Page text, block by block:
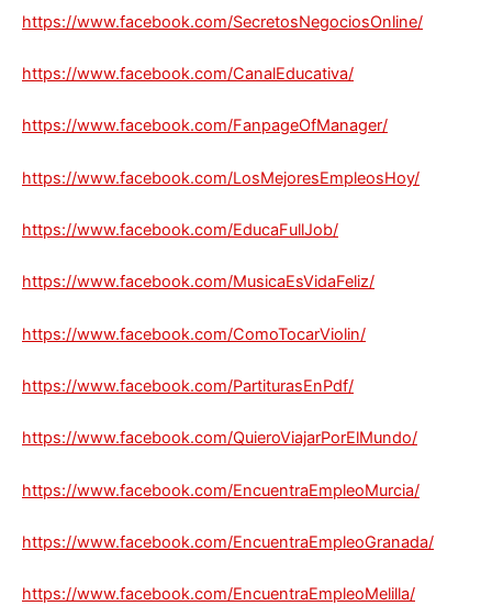
https://www.facebook.com/SecretosNegociosOnline/
https://www.facebook.com/CanalEducativa/
https://www.facebook.com/FanpageOfManager/
https://www.facebook.com/LosMejoresEmpleosHoy/
https://www.facebook.com/EducaFullJob/
https://www.facebook.com/MusicaEsVidaFeliz/
https://www.facebook.com/ComoTocarViolin/
https://www.facebook.com/PartiturasEnPdf/
https://www.facebook.com/QuieroViajarPorElMundo/
https://www.facebook.com/EncuentraEmpleoMurcia/
https://www.facebook.com/EncuentraEmpleoGranada/
https://www.facebook.com/EncuentraEmpleoMelilla/